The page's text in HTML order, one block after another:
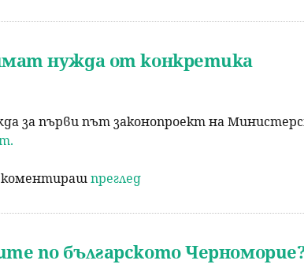
нужда от конкретика
за първи път законопроект на
коментирашпреглед
по българското